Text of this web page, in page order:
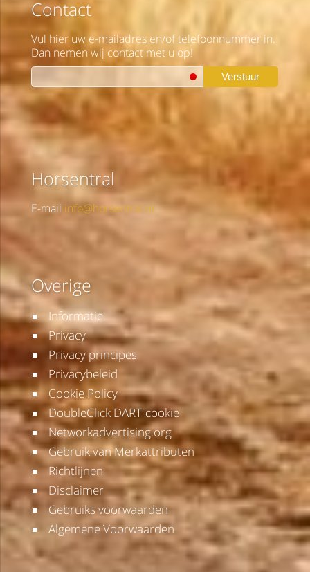
Contact
Vul hier uw e-mailadres en/of telefoonnummer in.
Dan nemen wij contact met u op!
Verstuur
Horsentral
E-mail info@horsentral.nl
Overige
Informatie
Privacy
Privacy principes
Privacybeleid
Cookie Policy
DoubleClick DART-cookie
Networkadvertising.org
Gebruik van Merkattributen
Richtlijnen
Disclaimer
Gebruiks voorwaarden
Algemene Voorwaarden